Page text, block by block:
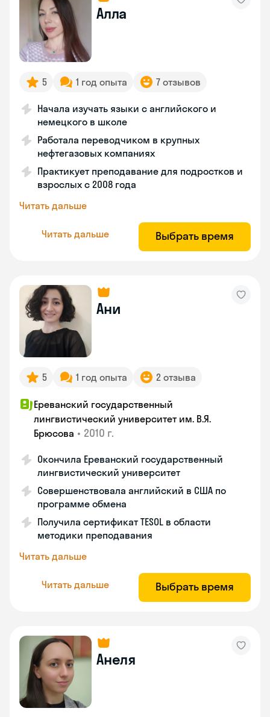
Алла
5 1 год опыта 7 отзывов
Начала изучать языки с английского и
немецкого в школе
Работала переводчиком в крупных
нефтегазовых компаниях
Практикует преподавание для подростков и
взрослых с 2008 года
Читать дальше
Читать дальше Выбрать время
Ани
5 1 год опыта 2 отзыва
Ереванский государственный
лингвистический университет им. В.Я.
Брюсова • 2010 г.
Окончила Ереванский государственный
лингвистический университет
Совершенствовала английский в США по
программе обмена
Получила сертификат TESOL в области
методики преподавания
Читать дальше
Читать дальше Выбрать время
Анеля